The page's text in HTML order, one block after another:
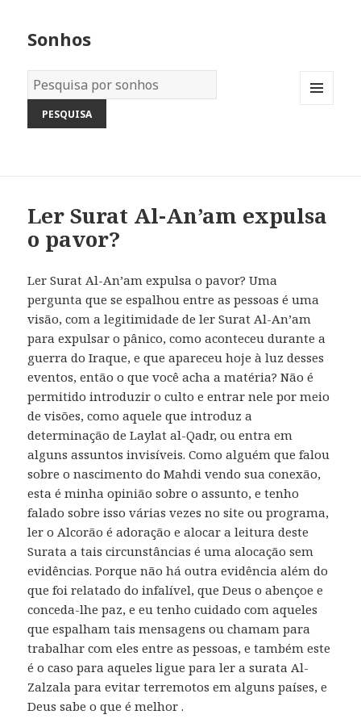
Sonhos
Dicionário
dos
Sonhos:
Ler Surat Al-An’am expulsa
o pavor?
Ler Surat Al-An’am expulsa o pavor? Uma
pergunta que se espalhou entre as pessoas é uma
visão, com a legitimidade de ler Surat Al-An’am
para expulsar o pânico, como aconteceu durante a
guerra do Iraque, e que apareceu hoje à luz desses
eventos, então o que você acha a matéria? Não é
permitido introduzir o culto e entrar nele por meio
de visões, como aquele que introduz a
determinação de Laylat al-Qadr, ou entra em
alguns assuntos invisíveis. Como alguém que falou
sobre o nascimento do Mahdi vendo sua conexão,
esta é minha opinião sobre o assunto, e tenho
falado sobre isso várias vezes no site ou programa,
ler o Alcorão é adoração e alocar a leitura deste
Surata a tais circunstâncias é uma alocação sem
evidências. Porque não há outra evidência além do
que foi relatado do infalível, que Deus o abençoe e
conceda-lhe paz, e eu tenho cuidado com aqueles
que espalham tais mensagens ou chamam para
trabalhar com eles entre as pessoas, e também este
é o caso para aqueles ligue para ler a surata Al-
Zalzala para evitar terremotos em alguns países, e
Deus sabe o que é melhor .